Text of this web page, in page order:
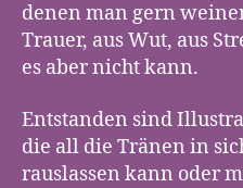
denen man gern
Trauer, aus Wut, aus
es aber nicht kann.
Entstanden sind
die all die Tränen in
rauslassen kann oder